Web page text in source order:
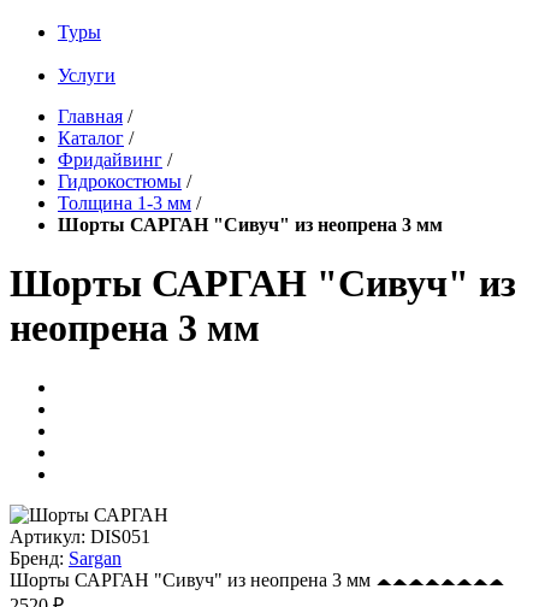
Туры
Услуги
Главная /
Каталог /
Фридайвинг /
Гидрокостюмы /
Толщина 1-3 мм /
Шорты САРГАН "Сивуч" из неопрена 3 мм
Шорты САРГАН "Сивуч" из
неопрена 3 мм
Артикул: DIS051
Бренд: Sargan
Шорты САРГАН "Сивуч" из неопрена 3 мм